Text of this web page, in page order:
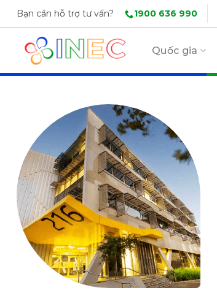
Skip
content
Bạn cần hỗ trợ tư vấn? 1900 636 990
Quốc gia